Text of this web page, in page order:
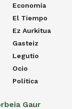
Economía
El Tiempo
Ez Aurkitua
Gasteiz
Legutio
Ocio
Política
Gaur